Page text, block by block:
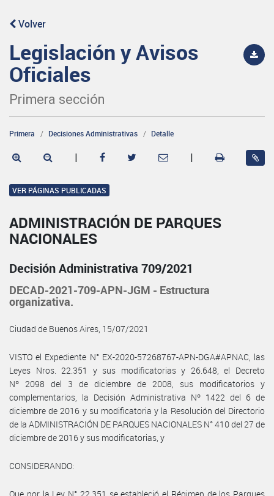
Volver
Legislación y Avisos
Oficiales
Primera sección
Primera Decisiones Administrativas Detalle
| |
VER PÁGINAS PUBLICADAS
ADMINISTRACIÓN DE PARQUES
NACIONALES
Decisión Administrativa 709/2021
DECAD-2021-709-APN-JGM - Estructura
organizativa.
Ciudad de Buenos Aires, 15/07/2021
VISTO el Expediente N° EX-2020-57268767-APN-DGA#APNAC, las
Leyes Nros. 22.351 y sus modificatorias y 26.648, el Decreto
Nº 2098 del 3 de diciembre de 2008, sus modificatorios y
complementarios, la Decisión Administrativa Nº 1422 del 6 de
diciembre de 2016 y su modificatoria y la Resolución del Directorio
de la ADMINISTRACIÓN DE PARQUES NACIONALES N° 410 del 27 de
diciembre de 2016 y sus modificatorias, y
CONSIDERANDO:
Que por la Ley N° 22.351 se estableció el Régimen de los Parques